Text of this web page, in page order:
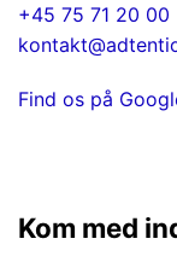
+45 75 71 20 00
Find os på
Kom med